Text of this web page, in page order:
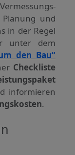
und
in der Regel
unter dem
den Bau“
Checkliste
informieren
.